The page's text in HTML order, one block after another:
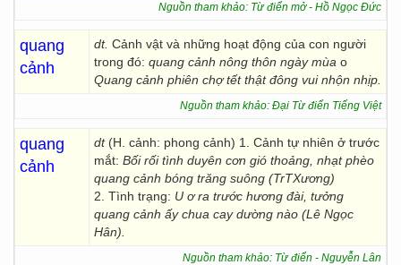
Nguồn tham khảo: Từ điển mở - Hồ Ngọc Đức
quang
cảnh
dt. Cảnh vật và những hoạt động của con người
trong đó: quang cảnh nông thôn ngày mùa o
Quang cảnh phiên chợ tết thật đông vui nhộn nhịp.
Nguồn tham khảo: Đại Từ điển Tiếng Việt
quang
cảnh
dt (H. cảnh: phong cảnh) 1. Cảnh tự nhiên ở trước
mắt: Bối rối tình duyên cơn gió thoảng, nhạt phèo
quang cảnh bóng trăng suông (TrTXương)
2. Tình trạng: U ơ ra trước hương đài, tưởng
quang cảnh ấy chua cay dường nào (Lê Ngọc
Hân).
Nguồn tham khảo: Từ điển - Nguyễn Lân